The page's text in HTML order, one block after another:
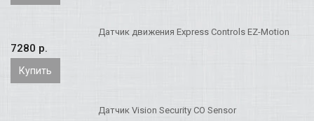
Датчик движения Express Controls EZ-Motion
7280 p.
Купить
Датчик Vision Security CO Sensor